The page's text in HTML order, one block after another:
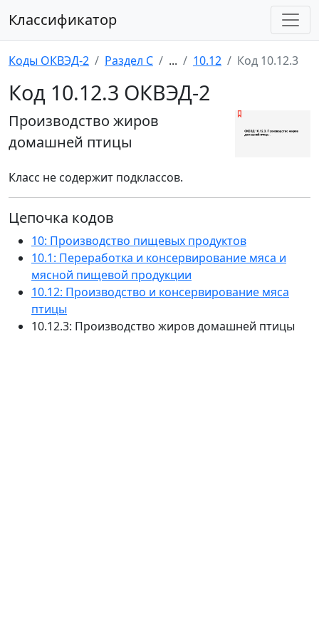
Классификатор
Коды ОКВЭД-2 Раздел C ... 10.12 Код 10.12.3
Код 10.12.3 ОКВЭД-2
Производство жиров
домашней птицы
Класс не содержит подклассов.
Цепочка кодов
10: Производство пищевых продуктов
10.1: Переработка и консервирование мяса и
мясной пищевой продукции
10.12: Производство и консервирование мяса
птицы
10.12.3: Производство жиров домашней птицы